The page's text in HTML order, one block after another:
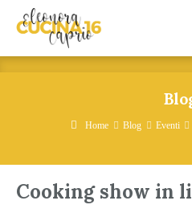
Home Blog Eventi
Cooking show in